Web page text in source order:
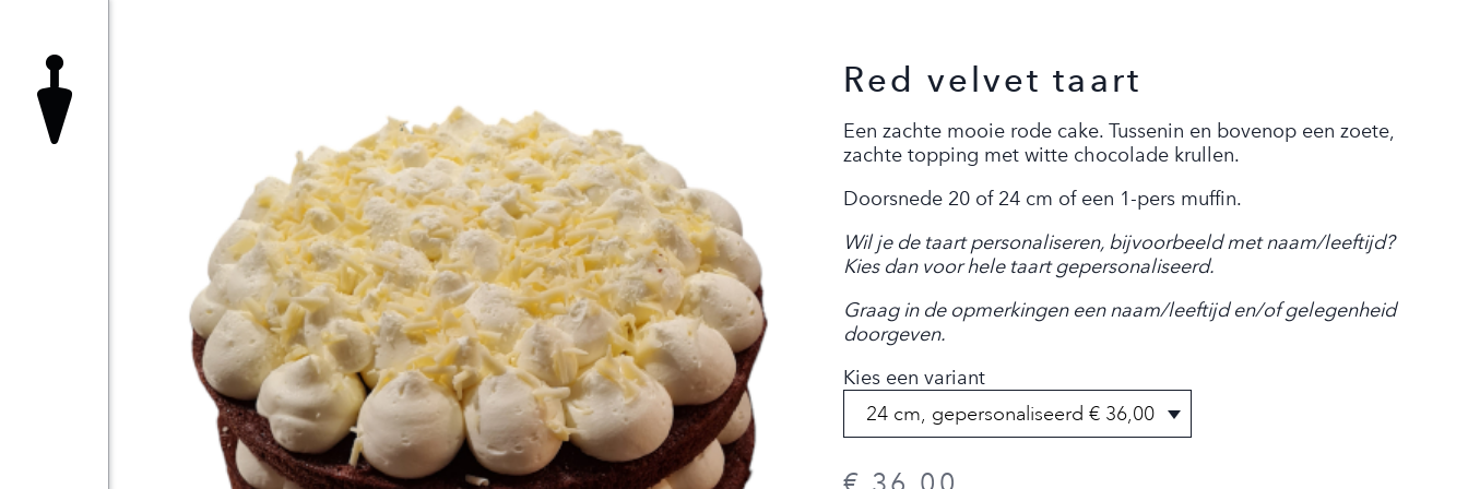
Red velvet taart
Een zachte mooie rode cake. Tussenin en bovenop een zoete,
zachte topping met witte chocolade krullen.
Doorsnede 20 of 24 cm of een 1-pers muffin.
Wil je de taart personaliseren, bijvoorbeeld met naam/leeftijd?
Kies dan voor hele taart gepersonaliseerd.
Graag in de opmerkingen een naam/leeftijd en/of gelegenheid
doorgeven.
Kies een variant